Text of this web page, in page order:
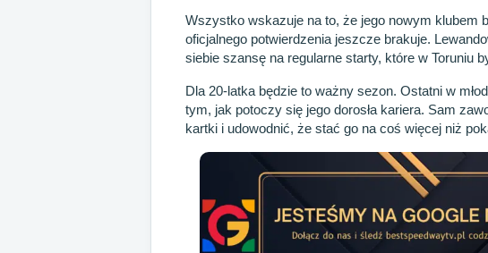
Wszystko wskazuje na to, że jego nowym klubem
oficjalnego potwierdzenia jeszcze brakuje.
siebie szansę na regularne starty, które w Toruniu
Dla 20-latka będzie to ważny sezon. Ostatni w
tym, jak potoczy się jego dorosła kariera. Sam
kartki i udowodnić, że stać go na coś więcej niż